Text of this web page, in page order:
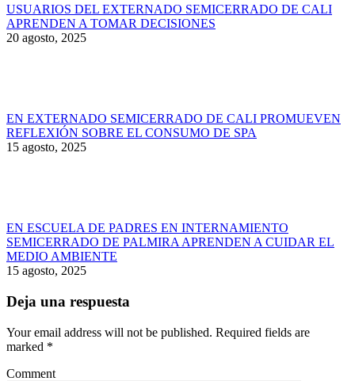
USUARIOS DEL EXTERNADO SEMICERRADO DE CALI
APRENDEN A TOMAR DECISIONES
20 agosto, 2025
EN EXTERNADO SEMICERRADO DE CALI PROMUEVEN
REFLEXIÓN SOBRE EL CONSUMO DE SPA
15 agosto, 2025
EN ESCUELA DE PADRES EN INTERNAMIENTO
SEMICERRADO DE PALMIRA APRENDEN A CUIDAR EL
MEDIO AMBIENTE
15 agosto, 2025
Deja una respuesta
Your email address will not be published. Required fields are
marked *
Comment